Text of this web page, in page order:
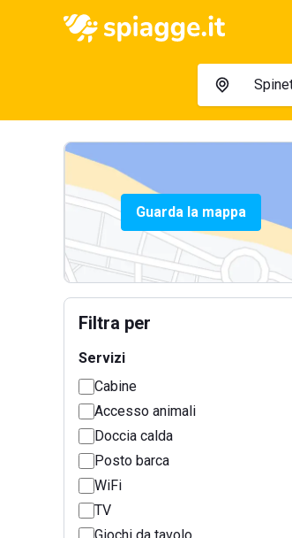
Guarda la mappa
Filtra per
Servizi
Cabine
Accesso animali
Doccia calda
Posto barca
WiFi
TV